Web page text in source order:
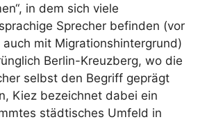
in dem sich viele
Sprecher befinden (vor
auch mit Migrationshintergrund)
Berlin-Kreuzberg, wo die
selbst den Begriff geprägt
Kiez bezeichnet dabei ein
städtisches Umfeld in